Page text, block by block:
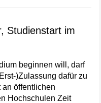
Studienstart im
beginnen will, darf
)Zulassung dafür zu
an öffentlichen
Hochschulen Zeit